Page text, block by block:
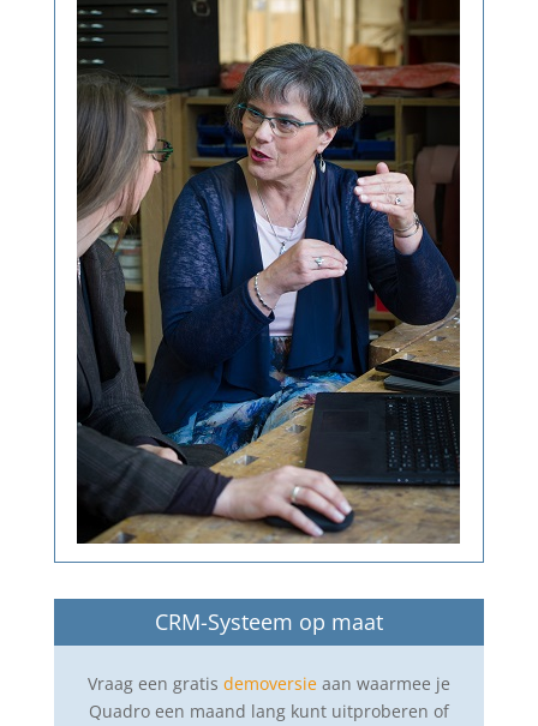
CRM-Systeem op maat
Vraag een gratis demoversieaan waarmee je
Quadro een maand lang kunt uitproberen of